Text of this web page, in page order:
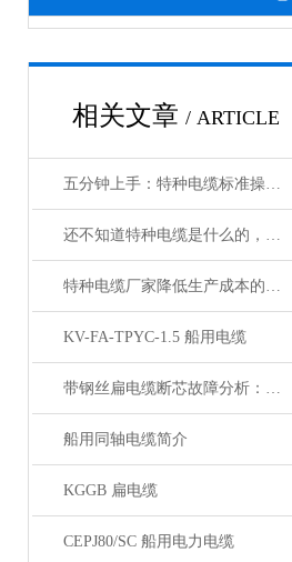
相关文章 / ARTICLE
五分钟上手：特种电缆标准操作流程详解
还不知道特种电缆是什么的，请看这里！
特种电缆厂家降低生产成本的合理手段
KV-FA-TPYC-1.5 船用电缆
带钢丝扁电缆断芯故障分析：从钢丝疲劳到导体断裂的连锁反应
船用同轴电缆简介
KGGB 扁电缆
CEPJ80/SC 船用电力电缆